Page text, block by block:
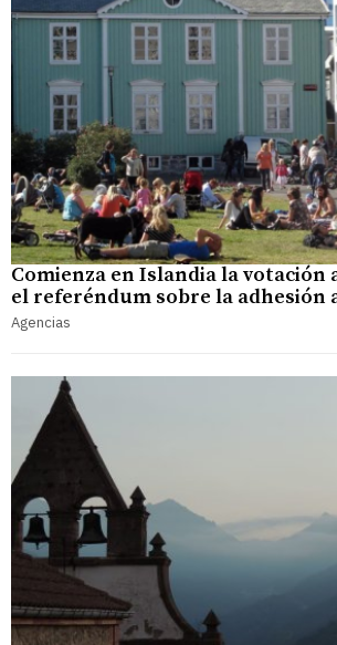
Comienza en Islandia la votación
el referéndum sobre la adhesión
Agencias